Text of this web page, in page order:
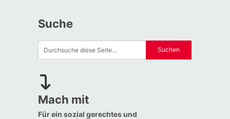
Suche
Mach mit
Für ein sozial gerechtes und